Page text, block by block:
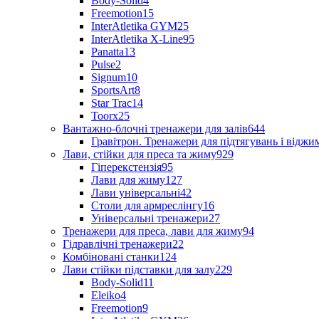
Freemotion15
InterAtletika GYM25
InterAtletika X-Line95
Panatta13
Pulse2
Signum10
SportsArt8
Star Trac14
Toorx25
Вантажно-блочні тренажери для залів644
Гравітрон. Тренажери для підтягувань і
Лави, стійки для преса та жиму929
Гіперекстензія95
Лави для жиму127
Лави універсальні42
Столи для армреслінгу16
Універсальні тренажери27
Тренажери для преса, лави для жиму94
Гідравлічні тренажери22
Комбіновані станки124
Лави стійки підставки для залу229
Body-Solid11
Eleiko4
Freemotion9